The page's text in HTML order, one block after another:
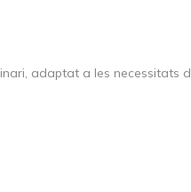
adaptat a les necessitats